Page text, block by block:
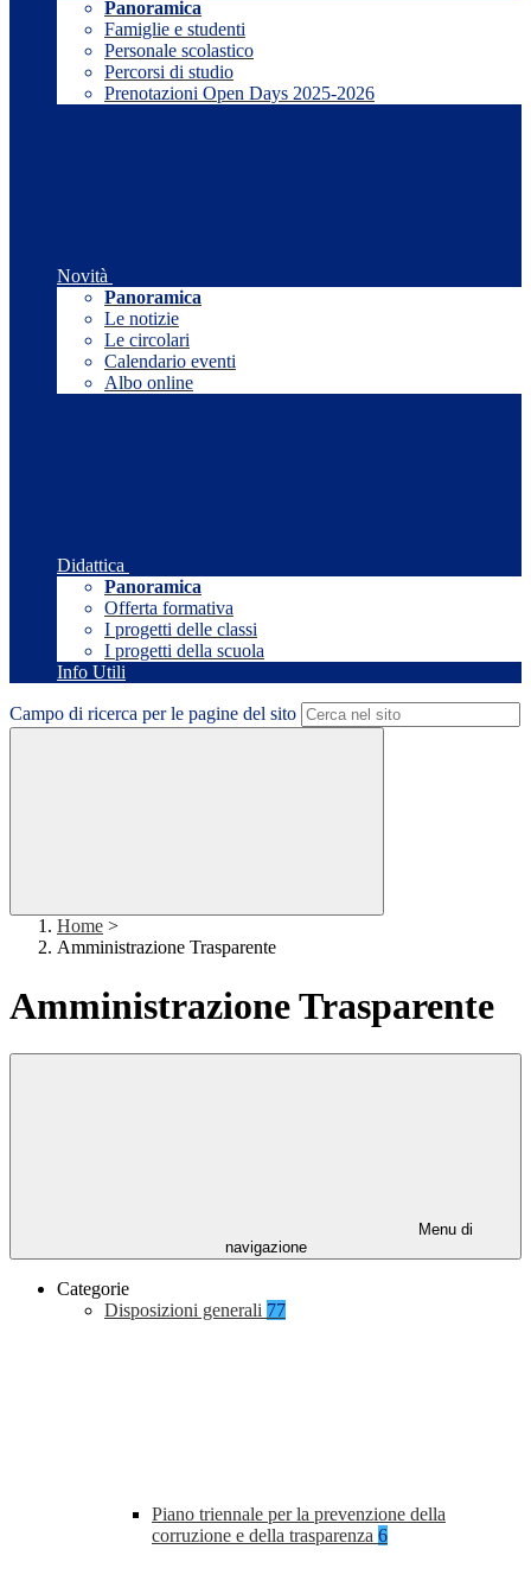
Panoramica
Famiglie e studenti
Personale scolastico
Percorsi di studio
Prenotazioni Open Days 2025-2026
Novità
Panoramica
Le notizie
Le circolari
Calendario eventi
Albo online
Didattica
Panoramica
Offerta formativa
I progetti delle classi
I progetti della scuola
Info Utili
Campo di ricerca per le pagine del sito
Home >
Amministrazione Trasparente
Amministrazione Trasparente
Menu di
navigazione
Categorie
Disposizioni generali 77
Piano triennale per la prevenzione della
corruzione e della trasparenza 6